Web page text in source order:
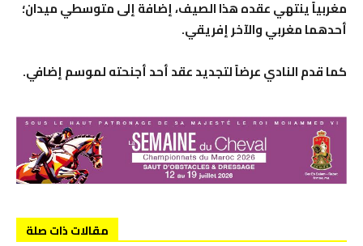
مغربياً ينتهي عقده هذا الصيف، إضافة إلى متوسطي ميدان؛
أحدهما مغربي والآخر إفريقي.
كما قدم النادي عرضاً لتجديد عقد أحد أجنحته لموسم إضافي.
مقالات ذات صلة